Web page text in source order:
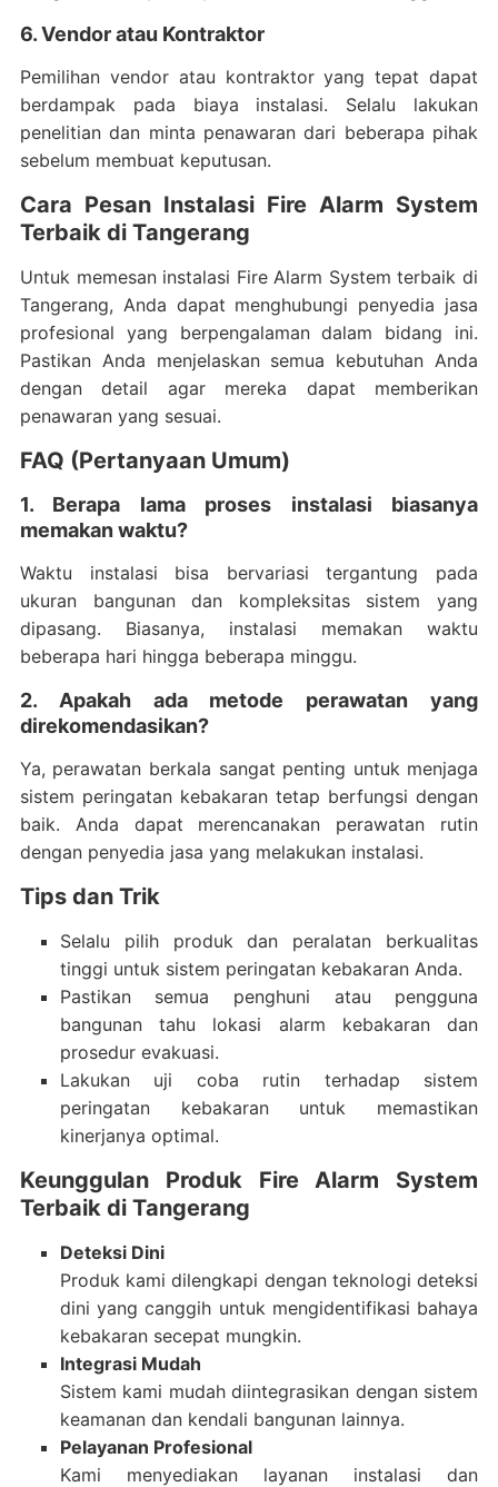
6. Vendor atau Kontraktor
Pemilihan vendor atau kontraktor yang tepat dapat
berdampak pada biaya instalasi. Selalu lakukan
penelitian dan minta penawaran dari beberapa pihak
sebelum membuat keputusan.
Cara Pesan Instalasi Fire Alarm System
Terbaik di Tangerang
Untuk memesan instalasi Fire Alarm System terbaik di
Tangerang, Anda dapat menghubungi penyedia jasa
profesional yang berpengalaman dalam bidang ini.
Pastikan Anda menjelaskan semua kebutuhan Anda
dengan detail agar mereka dapat memberikan
penawaran yang sesuai.
FAQ (Pertanyaan Umum)
1. Berapa lama proses instalasi biasanya
memakan waktu?
Waktu instalasi bisa bervariasi tergantung pada
ukuran bangunan dan kompleksitas sistem yang
dipasang. Biasanya, instalasi memakan waktu
beberapa hari hingga beberapa minggu.
2. Apakah ada metode perawatan yang
direkomendasikan?
Ya, perawatan berkala sangat penting untuk menjaga
sistem peringatan kebakaran tetap berfungsi dengan
baik. Anda dapat merencanakan perawatan rutin
dengan penyedia jasa yang melakukan instalasi.
Tips dan Trik
Selalu pilih produk dan peralatan berkualitas
tinggi untuk sistem peringatan kebakaran Anda.
Pastikan semua penghuni atau pengguna
bangunan tahu lokasi alarm kebakaran dan
prosedur evakuasi.
Lakukan uji coba rutin terhadap sistem
peringatan kebakaran untuk memastikan
kinerjanya optimal.
Keunggulan Produk Fire Alarm System
Terbaik di Tangerang
Deteksi Dini
Produk kami dilengkapi dengan teknologi deteksi
dini yang canggih untuk mengidentifikasi bahaya
kebakaran secepat mungkin.
Integrasi Mudah
Sistem kami mudah diintegrasikan dengan sistem
keamanan dan kendali bangunan lainnya.
Pelayanan Profesional
Kami menyediakan layanan instalasi dan